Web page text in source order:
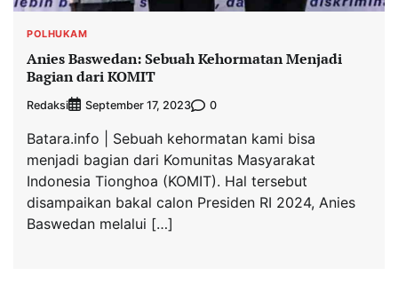
POLHUKAM
Anies Baswedan: Sebuah Kehormatan Menjadi
Bagian dari KOMIT
Redaksi September 17, 2023 0
Batara.info | Sebuah kehormatan kami bisa
menjadi bagian dari Komunitas Masyarakat
Indonesia Tionghoa (KOMIT). Hal tersebut
disampaikan bakal calon Presiden RI 2024, Anies
Baswedan melalui […]